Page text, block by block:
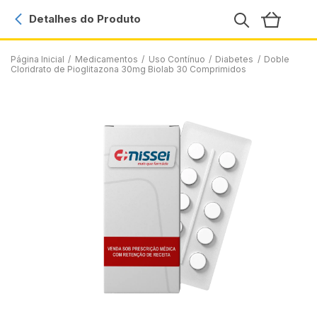
Página Inicial / Medicamentos / Uso Contínuo / Diabetes / Doble
Cloridrato de Pioglitazona 30mg Biolab 30 Comprimidos
Detalhes do Produto